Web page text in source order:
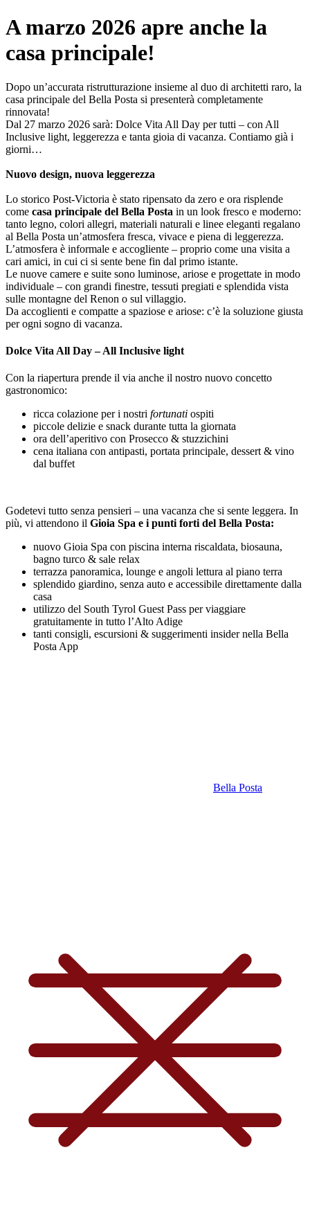
A marzo 2026 apre anche la
casa principale!
Dopo un’accurata ristrutturazione insieme al duo di architetti raro, la
casa principale del Bella Posta si presenterà completamente
rinnovata!
Dal 27 marzo 2026 sarà: Dolce Vita All Day per tutti – con All
Inclusive light, leggerezza e tanta gioia di vacanza. Contiamo già i
giorni…
Nuovo design, nuova leggerezza
Lo storico Post-Victoria è stato ripensato da zero e ora risplende
come casa principale del Bella Posta in un look fresco e moderno:
tanto legno, colori allegri, materiali naturali e linee eleganti regalano
al Bella Posta un’atmosfera fresca, vivace e piena di leggerezza.
L’atmosfera è informale e accogliente – proprio come una visita a
cari amici, in cui ci si sente bene fin dal primo istante.
Le nuove camere e suite sono luminose, ariose e progettate in modo
individuale – con grandi finestre, tessuti pregiati e splendida vista
sulle montagne del Renon o sul villaggio.
Da accoglienti e compatte a spaziose e ariose: c’è la soluzione giusta
per ogni sogno di vacanza.
Dolce Vita All Day – All Inclusive light
Con la riapertura prende il via anche il nostro nuovo concetto
gastronomico:
ricca colazione per i nostri fortunati ospiti
piccole delizie e snack durante tutta la giornata
ora dell’aperitivo con Prosecco & stuzzichini
cena italiana con antipasti, portata principale, dessert & vino
dal buffet
Godetevi tutto senza pensieri – una vacanza che si sente leggera. In
più, vi attendono il Gioia Spa e i punti forti del Bella Posta:
nuovo Gioia Spa con piscina interna riscaldata, biosauna,
bagno turco & sale relax
terrazza panoramica, lounge e angoli lettura al piano terra
splendido giardino, senza auto e accessibile direttamente dalla
casa
utilizzo del South Tyrol Guest Pass per viaggiare
gratuitamente in tutto l’Alto Adige
tanti consigli, escursioni & suggerimenti insider nella Bella
Posta App
Bella Posta